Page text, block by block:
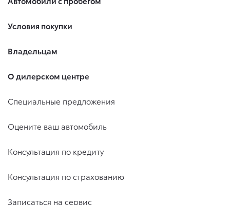
Условия покупки
Владельцам
О дилерском центре
Специальные предложения
Оцените ваш автомобиль
Консультация по кредиту
Консультация по страхованию
Записаться на сервис